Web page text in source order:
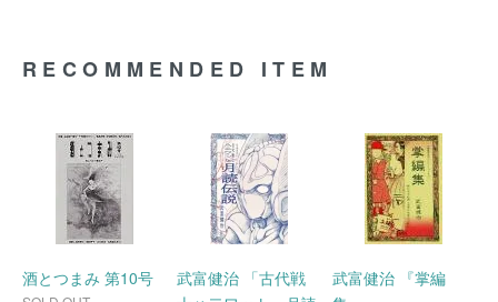
RECOMMENDED ITEM
酒とつまみ 第10号
武富健治 「古代戦
武富健治 『掌編